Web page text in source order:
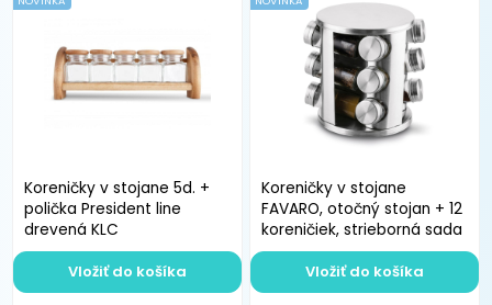
Koreničky v stojane 5d. +
polička President line
drevená KLC
Vložiť do košíka
Koreničky v stojane
FAVARO, otočný stojan + 12
koreničiek, strieborná sada
Vložiť do košíka